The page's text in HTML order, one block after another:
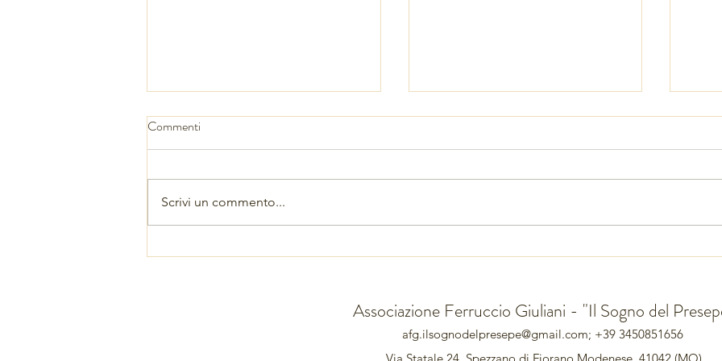
Presepe n 1356
Non il pino o l' abete ma un
Commenti
Scrivi un commento...
Associazione Ferruccio Giuliani - "Il Sogno del
afg.ilsognodelpresepe@gmail.com; +39 3450851656